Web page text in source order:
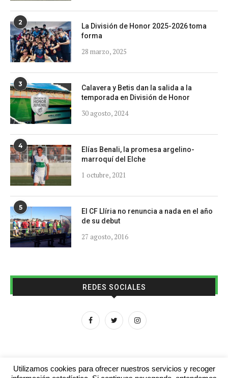
2
La División de Honor 2025-2026 toma
forma
28 marzo, 2025
3
Calavera y Betis dan la salida a la
temporada en División de Honor
30 agosto, 2024
4
Elías Benali, la promesa argelino-
marroquí del Elche
1 octubre, 2021
5
El CF Llíria no renuncia a nada en el año
de su debut
27 agosto, 2016
REDES SOCIALES
Utilizamos cookies para ofrecer nuestros servicios y recoger